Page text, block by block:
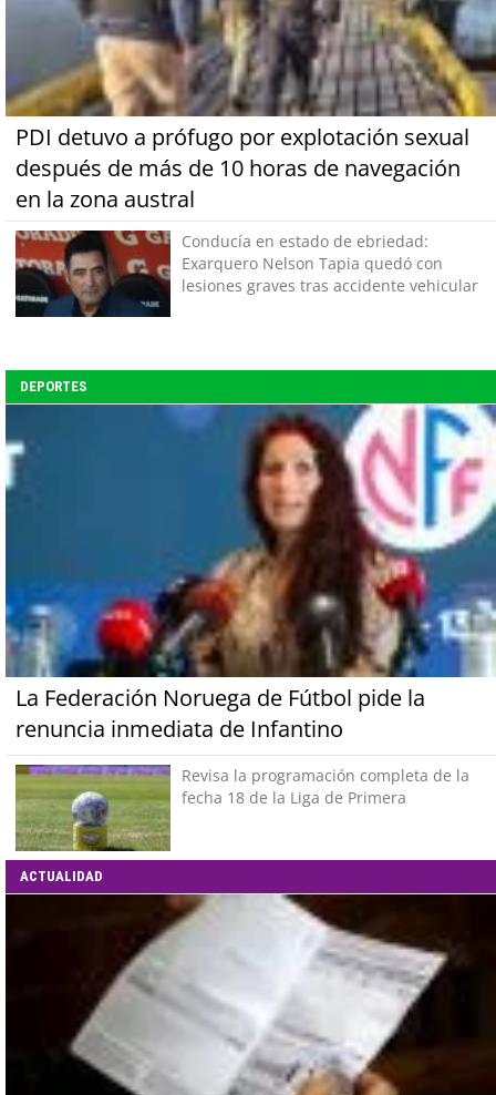
PDI detuvo a prófugo por explotación sexual
después de más de 10 horas de navegación
en la zona austral
Conducía en estado de ebriedad:
Exarquero Nelson Tapia quedó con
lesiones graves tras accidente vehicular
DEPORTES
La Federación Noruega de Fútbol pide la
renuncia inmediata de Infantino
Revisa la programación completa de la
fecha 18 de la Liga de Primera
ACTUALIDAD